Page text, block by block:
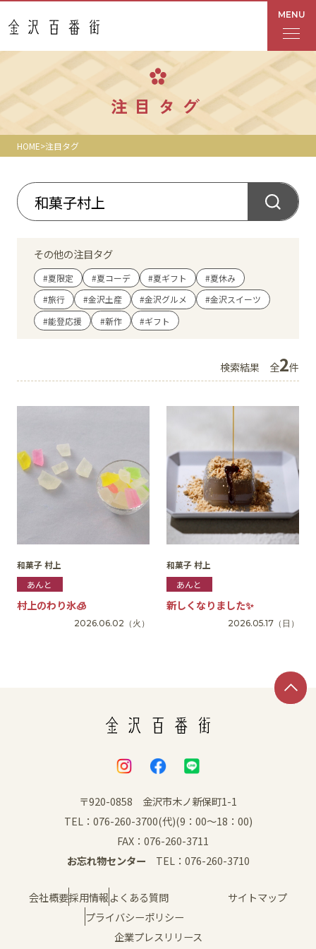
MENU
フロアガイド
あんと
Rinto
あんと西
レストラン・カフェ
ショップニュース
アクセス・パーキング
施設からのお知らせ
スタッフ募集
注目タグ
HOME 注目タグ
その他の注目タグ
#夏限定 #夏コーデ #夏ギフト
#夏休み
#旅行
#金沢土産 #金沢グルメ
#金沢スイーツ
#能登応援
#新作 #ギフト
検索結果 全2件
和菓子 村上
あんと
村上のわり氷🧊
2026.06.02 （火）
和菓子 村上
あんと
新しくなりました✨
2026.05.17 （日）
〒920-0858 金沢市木ノ新保町1-1
TEL：076-260-3700(代)(9：00～18：00)
FAX：076-260-3711
お忘れ物センター TEL：076-260-3710
会社概要採用情報よくある質問
サイトマップ
プライバシーポリシー
企業プレスリリース